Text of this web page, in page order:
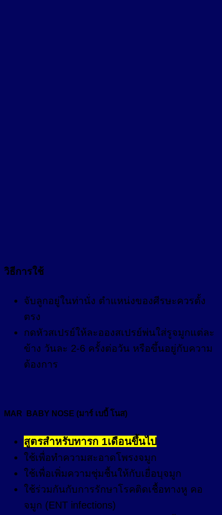
วิธีการใช้
จับลูกอยู่ในท่านั่ง ตำแหน่งของศีรษะควรตั้ง
ตรง
กดหัวสเปรย์ให้ละอองสเปรย์พ่นใส่รูจมูกแต่ละ
ข้าง วันละ 2-6 ครั้งต่อวัน หรือขึ้นอยู่กับความ
ต้องการ
MAR BABY NOSE (มาร์ เบบี้ โนส)
สูตรสำหรับทารก 1เดือนขึ้นไป
ใช้เพื่อทำความสะอาดโพรงจมูก
ใช้เพื่อเพิ่มความชุ่มชื้นให้กับเยื่อบุจมูก
ใช้ร่วมกันกับการรักษาโรคติดเชื้อทางหู คอ
จมูก (ENT infections)